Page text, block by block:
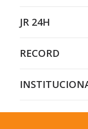
JR 24H
RECORD